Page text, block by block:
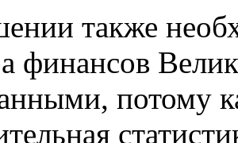
также
финансов
потому